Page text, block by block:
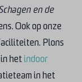
en de
Ook op onze
Plons
hetindoor
in het